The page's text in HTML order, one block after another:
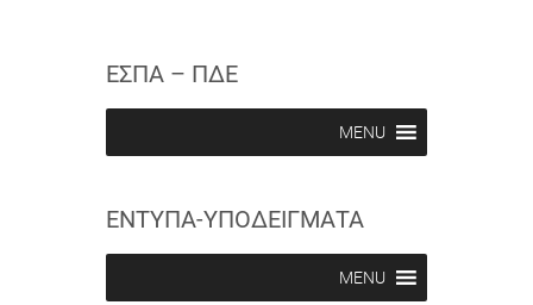
ΕΣΠΑ – ΠΔΕ
MENU
ΕΝΤΥΠΑ-ΥΠΟΔΕΙΓΜΑΤΑ
MENU